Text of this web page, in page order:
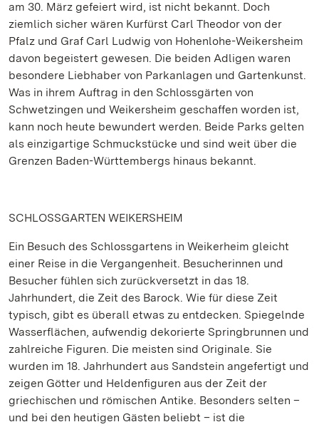
am 30. März gefeiert wird, ist nicht bekannt. Doch
ziemlich sicher wären Kurfürst Carl Theodor von der
Pfalz und Graf Carl Ludwig von Hohenlohe-Weikersheim
davon begeistert gewesen. Die beiden Adligen waren
besondere Liebhaber von Parkanlagen und Gartenkunst.
Was in ihrem Auftrag in den Schlossgärten von
Schwetzingen und Weikersheim geschaffen worden ist,
kann noch heute bewundert werden. Beide Parks gelten
als einzigartige Schmuckstücke und sind weit über die
Grenzen Baden-Württembergs hinaus bekannt.
SCHLOSSGARTEN WEIKERSHEIM
Ein Besuch des Schlossgartens in Weikerheim gleicht
einer Reise in die Vergangenheit. Besucherinnen und
Besucher fühlen sich zurückversetzt in das 18.
Jahrhundert, die Zeit des Barock. Wie für diese Zeit
typisch, gibt es überall etwas zu entdecken. Spiegelnde
Wasserflächen, aufwendig dekorierte Springbrunnen und
zahlreiche Figuren. Die meisten sind Originale. Sie
wurden im 18. Jahrhundert aus Sandstein angefertigt und
zeigen Götter und Heldenfiguren aus der Zeit der
griechischen und römischen Antike. Besonders selten –
und bei den heutigen Gästen beliebt – ist die